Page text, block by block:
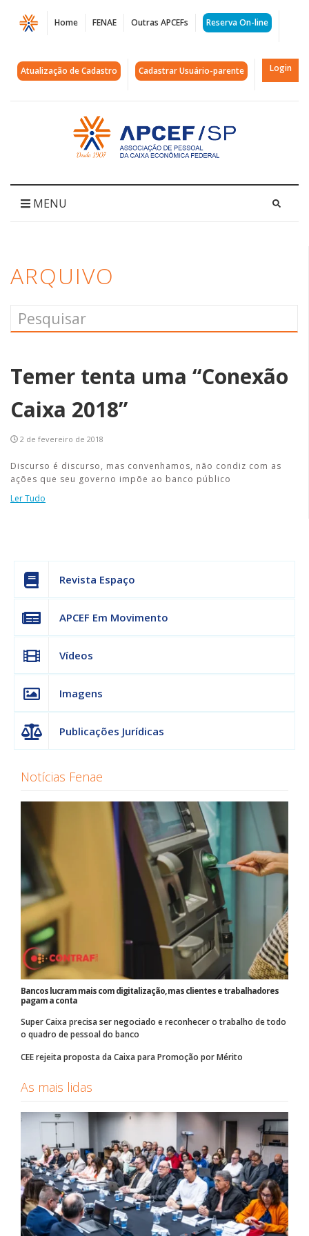
Página
Arquivos
corte
APCEF/SP
Home FENAE Outras APCEFs Reserva On-line
Atualização de Cadastro Cadastrar Usuário-parente Login
Acessar
página
inicial
MENU
ARQUIVO
Temer tenta uma “Conexão
Caixa 2018”
2 de fevereiro de 2018
Discurso é discurso, mas convenhamos, não condiz com as
ações que seu governo impõe ao banco público
Ler Tudo
Revista Espaço
APCEF Em Movimento
Vídeos
Imagens
Publicações Jurídicas
Notícias Fenae
Bancos lucram mais com digitalização, mas clientes e trabalhadores
pagam a conta
Super Caixa precisa ser negociado e reconhecer o trabalho de todo
o quadro de pessoal do banco
CEE rejeita proposta da Caixa para Promoção por Mérito
As mais lidas